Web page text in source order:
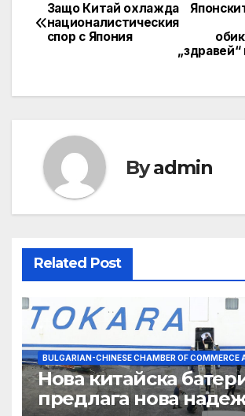
Post
navigation
Защо Китай охлажда
националистическия
спор с Япония
Byadmin
Related Post
BULGARIAN-CHINESE CHAMBER OF COMMERCE
Нова китайска
предлага нова